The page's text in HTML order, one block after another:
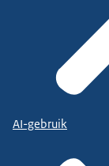
AI-gebruik